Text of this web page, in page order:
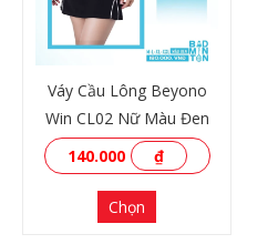
Váy Cầu Lông Beyono
Win CL02 Nữ Màu Đen
140.000
₫
Chọn